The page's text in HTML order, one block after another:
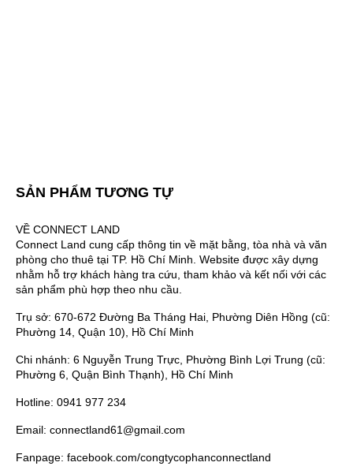
SẢN PHẨM TƯƠNG TỰ
VỀ CONNECT LAND
Connect Land cung cấp thông tin về mặt bằng, tòa nhà và văn
phòng cho thuê tại TP. Hồ Chí Minh. Website được xây dựng
nhằm hỗ trợ khách hàng tra cứu, tham khảo và kết nối với các
sản phẩm phù hợp theo nhu cầu.
Trụ sở: 670-672 Đường Ba Tháng Hai, Phường Diên Hồng (cũ:
Phường 14, Quận 10), Hồ Chí Minh
Chi nhánh: 6 Nguyễn Trung Trực, Phường Bình Lợi Trung (cũ:
Phường 6, Quận Bình Thạnh), Hồ Chí Minh
Hotline: 0941 977 234
Email: connectland61@gmail.com
Fanpage: facebook.com/congtycophanconnectland